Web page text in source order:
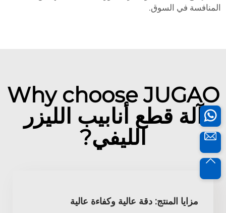
المنافسة في السوق.
Why choose JUGAO
آلة قطع أنابيب الليزر
الليفي?
مزايا المنتج: دقة عالية وكفاءة عالية